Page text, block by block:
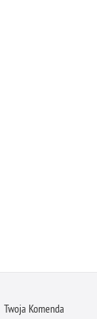
Twoja Komenda